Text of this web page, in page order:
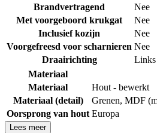
Brandvertragend
Nee
Met voorgeboord krukgat
Nee
Inclusief kozijn
Nee
Voorgefreesd voor scharnieren Nee
Draairichting
Links
Materiaal
Materiaal
Hout - bewerkt
Materiaal (detail)
Grenen, MDF
Oorsprong van hout Europa
Lees meer